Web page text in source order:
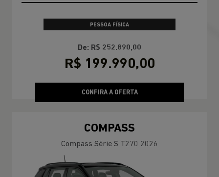
PESSOA FÍSICA
De: R$ 252.890,00
R$ 199.990,00
CONFIRA A OFERTA
COMPASS
Compass Série S T270 2026